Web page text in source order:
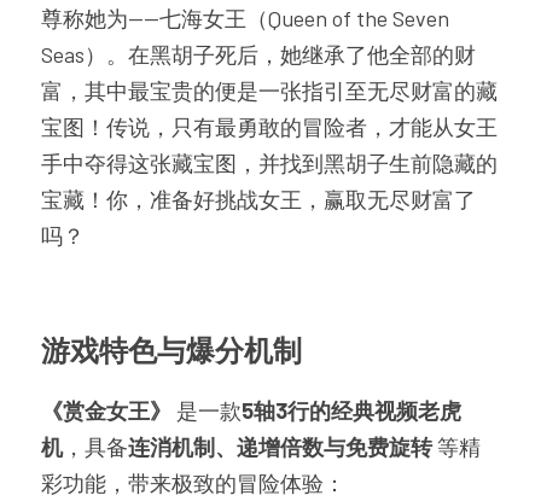
尊称她为——七海女王（Queen of the Seven
Seas）。在黑胡子死后，她继承了他全部的财
富，其中最宝贵的便是一张指引至无尽财富的藏
宝图！传说，只有最勇敢的冒险者，才能从女王
手中夺得这张藏宝图，并找到黑胡子生前隐藏的
宝藏！你，准备好挑战女王，赢取无尽财富了
吗？
游戏特色与爆分机制
《赏金女王》 是一款5轴3行的经典视频老虎
机，具备连消机制、递增倍数与免费旋转 等精
彩功能，带来极致的冒险体验：